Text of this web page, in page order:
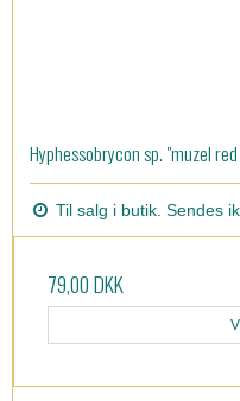
Hyphessobrycon sp. "muzel
Til salg i butik. Sendes
79,00 DKK